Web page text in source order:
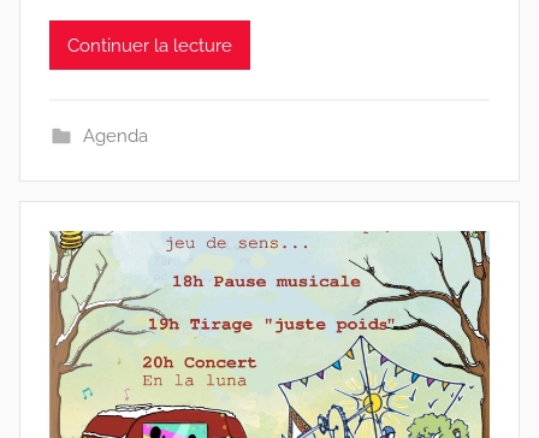
Continuer la lecture
Agenda